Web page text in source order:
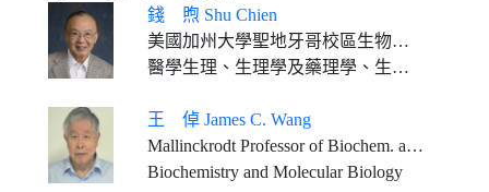
錢 煦 Shu Chien
美國加州大學聖地牙哥校區生物工程及醫學退休教授
醫學生理、生理學及藥理學、生物醫學工程學
王 倬 James C. Wang
Mallinckrodt Professor of Biochem. and Molecular Biology, Emeritus, Harvard University
Biochemistry and Molecular Biology